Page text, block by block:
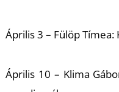
Április 3 – Fülöp Tímea:
Április 10 – Klima